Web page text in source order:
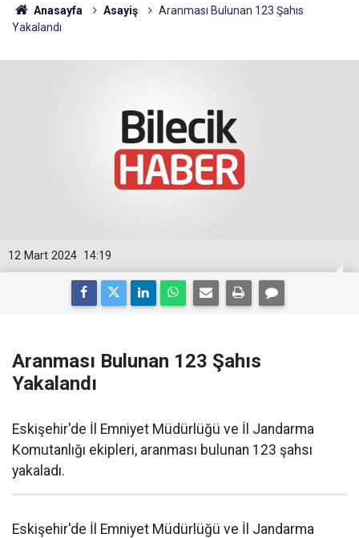
Anasayfa Asayiş
Aranması Bulunan 123 Şahıs
Yakalandı
14:19
12 Mart 2024
Aranması Bulunan 123 Şahıs
Yakalandı
Eskişehir'de İl Emniyet Müdürlüğü ve İl Jandarma
Komutanlığı ekipleri, aranması bulunan 123 şahsı
yakaladı.
Eskişehir'de İl Emniyet Müdürlüğü ve İl Jandarma